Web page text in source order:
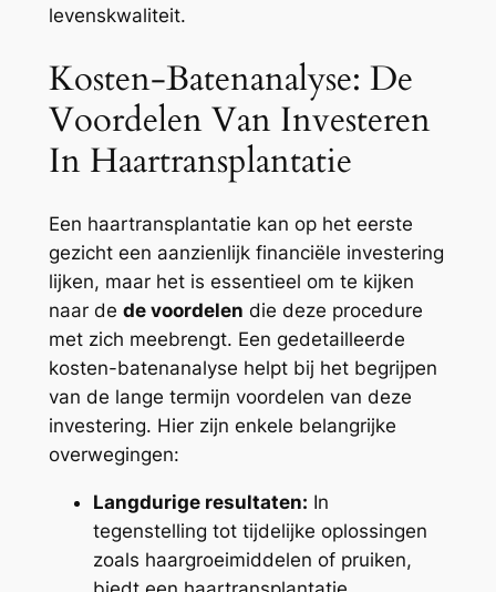
levenskwaliteit.
Kosten-Batenanalyse: De
Voordelen Van Investeren
In Haartransplantatie
Een haartransplantatie kan op het eerste
gezicht een aanzienlijk financiële investering
lijken, maar het is essentieel om te kijken
naar de de voordelen die deze procedure
met zich meebrengt. Een gedetailleerde
kosten-batenanalyse helpt bij het begrijpen
van de lange termijn voordelen van deze
investering. Hier zijn enkele belangrijke
overwegingen:
Langdurige resultaten: In
tegenstelling tot tijdelijke oplossingen
zoals haargroeimiddelen of pruiken,